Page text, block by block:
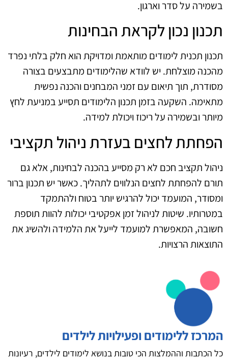
בשמירה על סדר וארגון.
תכנון נכון לקראת הבחינות
תכנון תכנית לימודים מותאמת ומדויקת הוא חלק בלתי נפרד
מהכנה מוצלחת. יש לוודא שהלימודים מתבצעים בצורה
מסודרת, תוך תיאום עם זמני המבחנים והכנה נפשית
מתאימה. השקעה בזמן תכנון הלימודים תסייע במניעת לחץ
מיותר ובשמירה על ריכוז ויכולת למידה.
הפחתת לחצים בעזרת ניהול תקציבי
ניהול תקציב חכם לא רק מסייע בהכנה לבחינות, אלא גם
תורם להפחתת לחצים הנלווים לתהליך. כאשר יש תכנון ברור
ומסודר, המועמד יכול להרגיש יותר בטוח ולהתמקד
במטרותיו. שיטות לניהול זמן אפקטיבי יכולות להוות תוספת
חשובה, המאפשרת למועמד לייעל את הלמידה ולהשיג את
התוצאות הרצויות.
המרכז ללימודים ופעילויות לילדים
כל הכתבות וההמלצות הכי טובות בנושא לימודים לילדים, רעיונות